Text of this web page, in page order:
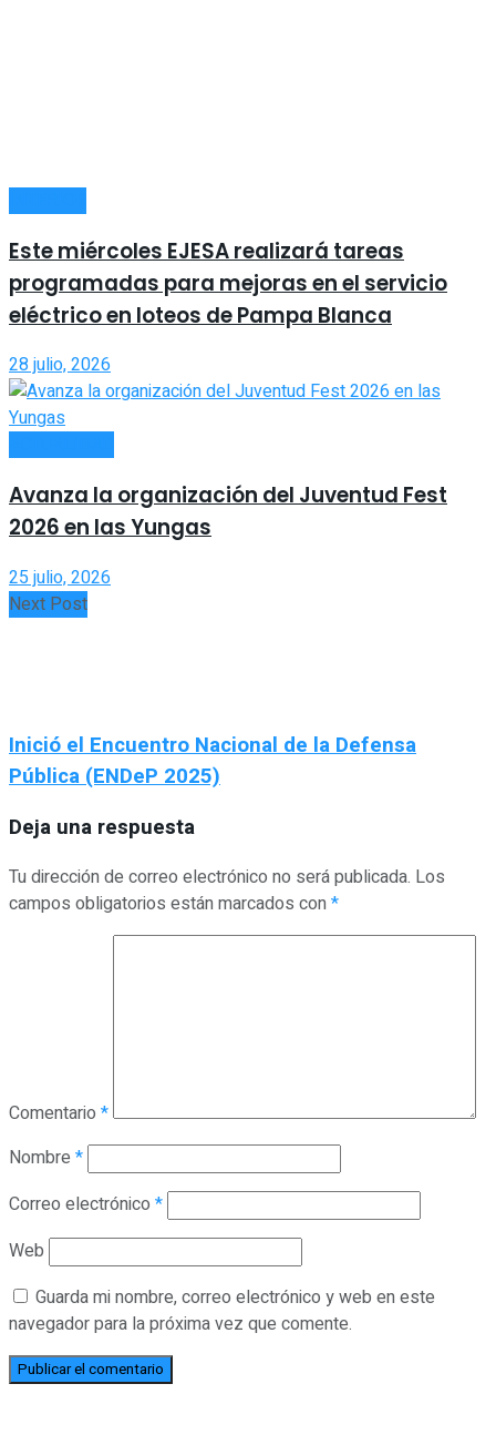
Este miércoles EJESA realizará tareas
programadas para mejoras en el servicio
eléctrico en loteos de Pampa Blanca
28 julio, 2026
Avanza la organización del Juventud Fest
2026 en las Yungas
25 julio, 2026
Next Post
Inició el Encuentro Nacional de la Defensa
Pública (ENDeP 2025)
Deja una respuesta
Tu dirección de correo electrónico no será publicada. Los
campos obligatorios están marcados con*
Comentario *
Nombre *
Correo electrónico *
Web
Guarda mi nombre, correo electrónico y web en este
navegador para la próxima vez que comente.